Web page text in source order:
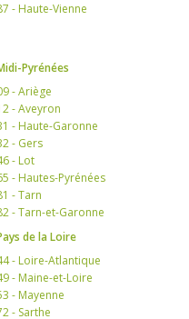
- Haute-Vienne
Pyrénées
- Ariège
- Aveyron
- Haute-Garonne
- Gers
- Lot
- Hautes-Pyrénées
- Tarn
- Tarn-et-Garonne
de la Loire
- Loire-Atlantique
- Maine-et-Loire
- Mayenne
- Sarthe